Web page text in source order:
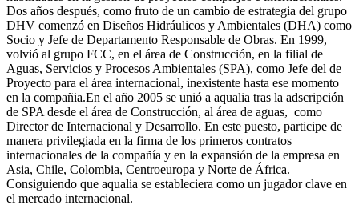
Dos años después, como fruto de un cambio de estrategia del grupo
DHV comenzó en Diseños Hidráulicos y Ambientales (DHA) como
Socio y Jefe de Departamento Responsable de Obras. En 1999,
volvió al grupo FCC, en el área de Construcción, en la filial de
Aguas, Servicios y Procesos Ambientales (SPA), como Jefe del de
Proyecto para el área internacional, inexistente hasta ese momento
en la compañia.En el año 2005 se unió a aqualia tras la adscripción
de SPA desde el área de Construcción, al área de aguas, como
Director de Internacional y Desarrollo. En este puesto, participe de
manera privilegiada en la firma de los primeros contratos
internacionales de la compañía y en la expansión de la empresa en
Asia, Chile, Colombia, Centroeuropa y Norte de África.
Consiguiendo que aqualia se estableciera como un jugador clave en
el mercado internacional.